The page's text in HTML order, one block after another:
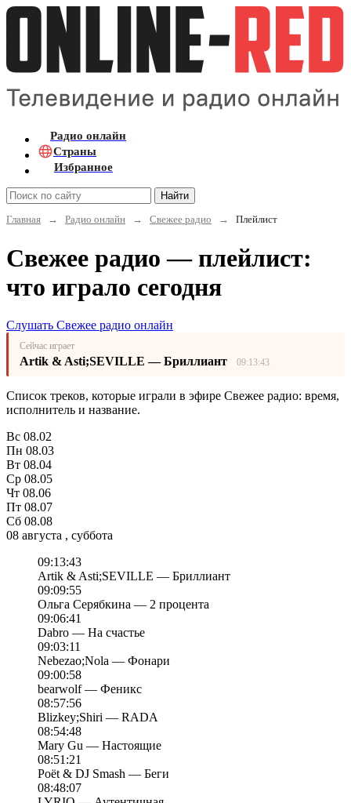
Радио онлайн
Страны
Избранное
Найти
Главная
→ Радио онлайн → Свежее радио → Плейлист
Свежее радио — плейлист:
что играло сегодня
Слушать Свежее радио онлайн
Сейчас играет
Artik & Asti;SEVILLE — Бриллиант 09:13:43
Список треков, которые играли в эфире Свежее радио: время,
исполнитель и название.
Вс 08.02
Пн 08.03
Вт 08.04
Ср 08.05
Чт 08.06
Пт 08.07
Сб 08.08
08 августа , суббота
09:13:43
Artik & Asti;SEVILLE — Бриллиант
09:09:55
Ольга Серябкина — 2 процента
09:06:41
Dabro — На счастье
09:03:11
Nebezao;Nola — Фонари
09:00:58
bearwolf — Феникс
08:57:56
Blizkey;Shiri — RADA
08:54:48
Mary Gu — Настоящие
08:51:21
Poët & DJ Smash — Беги
08:48:07